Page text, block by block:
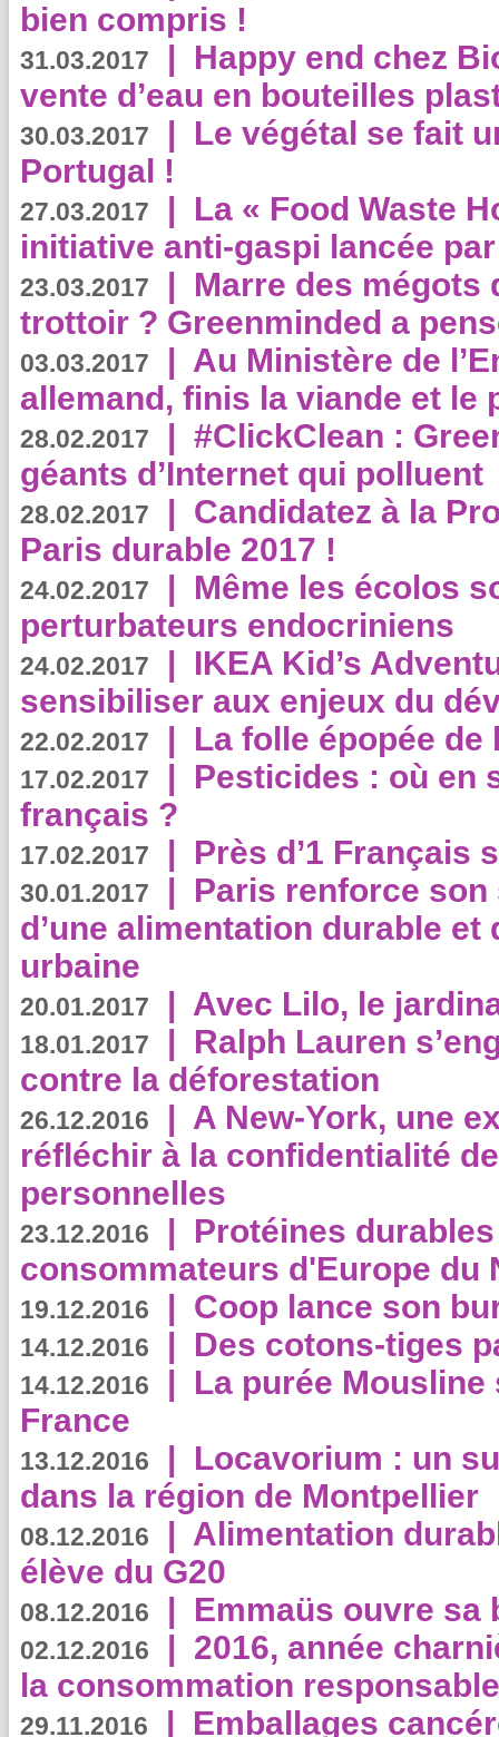
bien compris !
31.03.2017 | Happy end chez
vente d’eau en bouteilles
30.03.2017 | Le végétal se fait
Portugal !
27.03.2017 | La « Food Waste
initiative anti-gaspi lancée
23.03.2017 | Marre des mégots
trottoir ? Greenminded a
03.03.2017 | Au Ministère de
allemand, finis la viande et le
28.02.2017 | #ClickClean :
géants d’Internet qui polluent
28.02.2017 | Candidatez à la
Paris durable 2017 !
24.02.2017 | Même les écolos
perturbateurs endocriniens
24.02.2017 | IKEA Kid’s
sensibiliser aux enjeux du
22.02.2017 | La folle épopée de
17.02.2017 | Pesticides : où en
français ?
17.02.2017 | Près d’1 Français
30.01.2017 | Paris renforce
d’une alimentation durable et
urbaine
20.01.2017 | Avec Lilo, le
18.01.2017 | Ralph Lauren
contre la déforestation
26.12.2016 | A New-York, une
réfléchir à la confidentialité
personnelles
23.12.2016 | Protéines
consommateurs d'Europe du
19.12.2016 | Coop lance son
14.12.2016 | Des cotons-tiges
14.12.2016 | La purée
France
13.12.2016 | Locavorium : un
dans la région de Montpellier
08.12.2016 | Alimentation
élève du G20
08.12.2016 | Emmaüs ouvre sa
02.12.2016 | 2016, année
la consommation
29.11.2016 | Emballages